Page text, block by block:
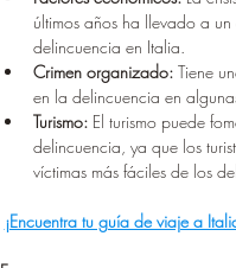
últimos años ha llevado a
delincuencia en Italia.
Crimen organizado: Tiene
en la delincuencia en
Turismo: El turismo puede
delincuencia, ya que los
víctimas más fáciles de los
¡Encuentra tu guía de viaje a